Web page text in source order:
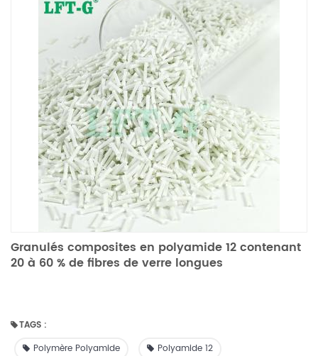
Granulés composites en polyamide 12 contenant
20 à 60 % de fibres de verre longues
TAGS :
Polymère Polyamide
Polyamide 12